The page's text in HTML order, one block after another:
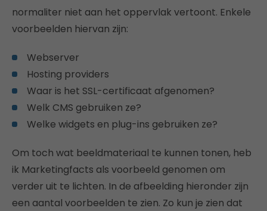
normaliter niet aan het oppervlak vertoont. Enkele
voorbeelden hiervan zijn:
Webserver
Hosting providers
Waar is het SSL-certificaat afgenomen?
Welk CMS gebruiken ze?
Welke widgets en plug-ins gebruiken ze?
Om toch wat beeldmateriaal te kunnen tonen, heb
ik Marketingfacts als voorbeeld genomen om
verder uit te lichten. In de afbeelding hieronder zijn
een aantal voorbeelden te zien. Zo kun je zien dat